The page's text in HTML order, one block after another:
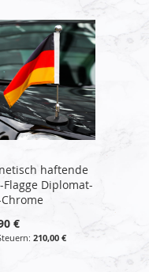
haftende
Flagge Diplomat-
€
210,00 €